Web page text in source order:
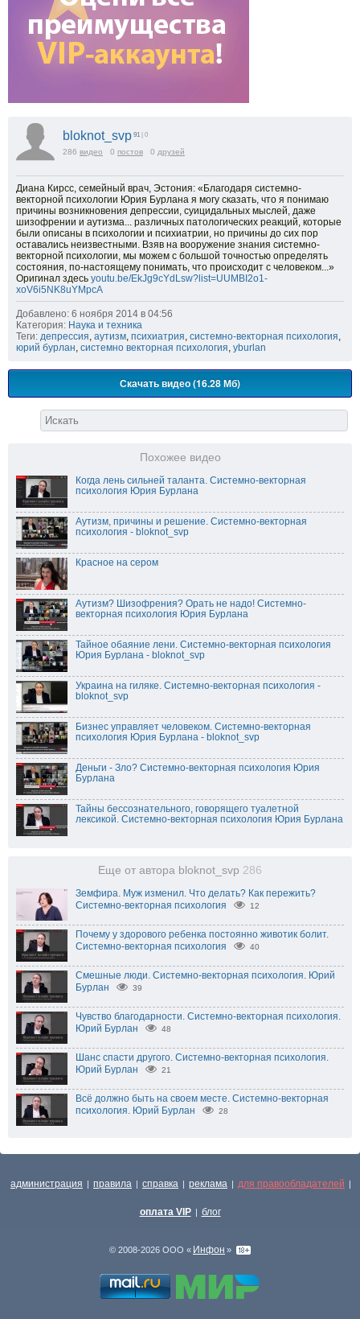
bloknot_svp 91 | 0
286 видео 0 постов 0 друзей
Диана Кирсс, семейный врач, Эстония: «Благодаря системно-
векторной психологии Юрия Бурлана я могу сказать, что я понимаю
причины возникновения депрессии, суицидальных мыслей, даже
шизофрении и аутизма... различных патологических реакций, которые
были описаны в психологии и психиатрии, но причины до сих пор
оставались неизвестными. Взяв на вооружение знания системно-
векторной психологии, мы можем с большой точностью определять
состояния, по-настоящему понимать, что происходит с человеком...»
Оригинал здесь youtu.be/EkJg9cYdLsw?list=UUMBI2o1-
xoV6i5NK8uYMpcA
Добавлено: 6 ноября 2014 в 04:56
Категория: Наука и техника
Теги: депрессия, аутизм, психиатрия, системно-векторная психология,
юрий бурлан, системно векторная психология, yburlan
Скачать видео (16.28 Мб)
Похожее видео
Когда лень сильней таланта. Системно-векторная
психология Юрия Бурлана
Аутизм, причины и решение. Системно-векторная
психология - bloknot_svp
Красное на сером
Аутизм? Шизофрения? Орать не надо! Системно-
векторная психология Юрия Бурлана
Тайное обаяние лени. Системно-векторная психология
Юрия Бурлана - bloknot_svp
Украина на гиляке. Системно-векторная психология -
bloknot_svp
Бизнес управляет человеком. Системно-векторная
психология Юрия Бурлана - bloknot_svp
Деньги - Зло? Системно-векторная психология Юрия
Бурлана
Тайны бессознательного, говорящего туалетной
лексикой. Системно-векторная психология Юрия Бурлана
Еще от автора bloknot_svp 286
Земфира. Муж изменил. Что делать? Как пережить?
Системно-векторная психология
12
Почему у здорового ребенка постоянно животик болит.
Системно-векторная психология
40
Смешные люди. Системно-векторная психология. Юрий
Бурлан
39
Чувство благодарности. Системно-векторная психология.
Юрий Бурлан
48
Шанс спасти другого. Системно-векторная психология.
Юрий Бурлан
21
Всё должно быть на своем месте. Системно-векторная
психология. Юрий Бурлан
28
администрация | правила | справка | реклама | для правообладателей |
оплата VIP | блог
© 2008-2026 ООО « Инфон »